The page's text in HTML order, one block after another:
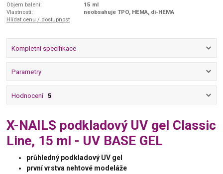
Objem balení:
15 ml
Vlastnosti:
neobsahuje TPO, HEMA, di-HEMA
Hlídat cenu / dostupnost
Kompletní specifikace
Parametry
Hodnocení 5
X-NAILS podkladový UV gel Classic
Line, 15 ml - UV BASE GEL
průhledný podkladový UV gel
první vrstva nehtové modeláže